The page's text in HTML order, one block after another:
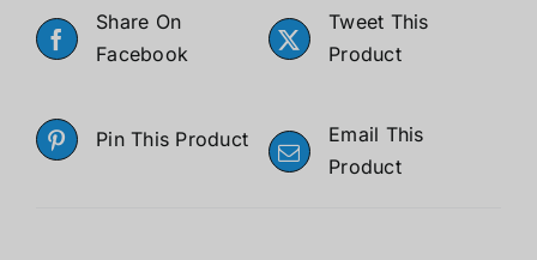
Share On
Facebook
Tweet This
Product
Pin This Product
Email This
Product